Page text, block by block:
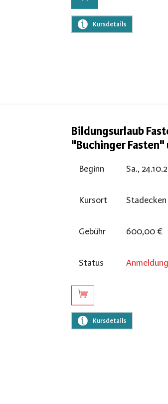
Kursdetails
Bildungsurlaub
"Buchinger Fasten"
Beginn Sa.,
Kursort
Gebühr 600,00 €
Status
Kursdetails